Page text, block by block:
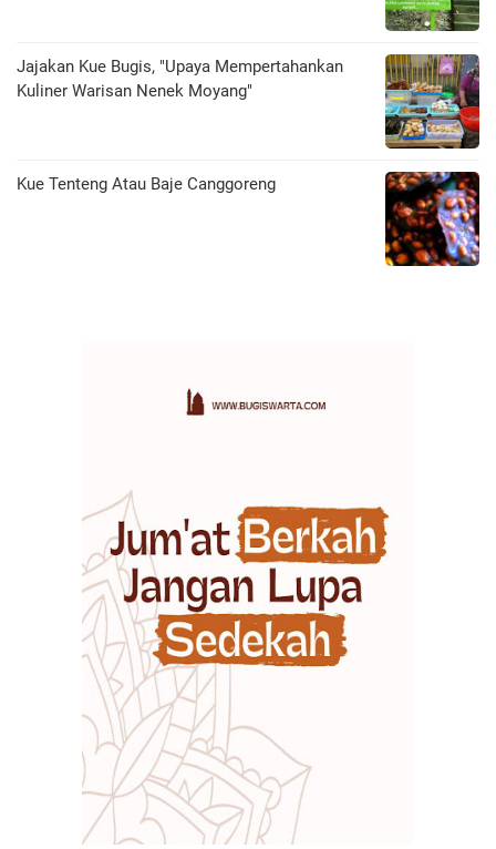
Jajakan Kue Bugis, "Upaya Mempertahankan
Kuliner Warisan Nenek Moyang"
Kue Tenteng Atau Baje Canggoreng